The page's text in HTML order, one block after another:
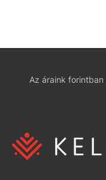
Az áraink